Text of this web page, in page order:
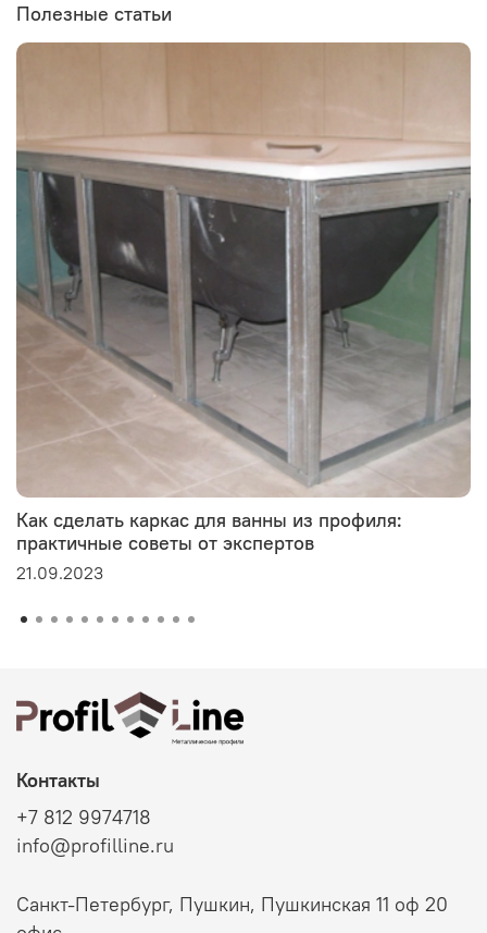
Полезные статьи
Как сделать каркас для ванны из профиля:
практичные советы от экспертов
21.09.2023
Контакты
+7 812 9974718
info@profilline.ru
Санкт-Петербург, Пушкин, Пушкинская 11 оф 20